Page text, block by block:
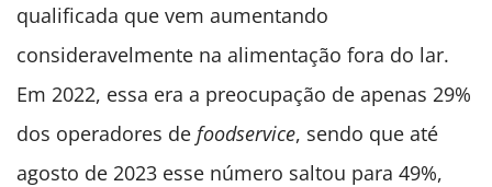
qualificada que vem aumentando
consideravelmente na alimentação fora do lar.
Em 2022, essa era a preocupação de apenas 29%
dos operadores de foodservice, sendo que até
agosto de 2023 esse número saltou para 49%,